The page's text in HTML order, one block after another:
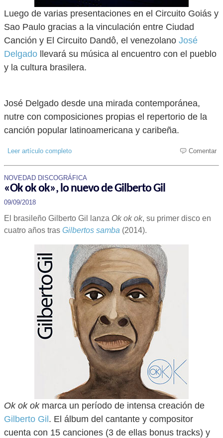
Luego de varias presentaciones en el Circuito Goiás y
Sao Paulo gracias a la vinculación entre Ciudad
Canción y El Circuito Dandô, el venezolano José
Delgado llevará su música al encuentro con el pueblo
y la cultura brasilera.
José Delgado desde una mirada contemporánea,
nutre con composiciones propias el repertorio de la
canción popular latinoamericana y caribeña.
Leer artículo completo Comentar
NOVEDAD DISCOGRÁFICA
«Ok ok ok», lo nuevo de Gilberto Gil
09/09/2018
El brasileño Gilberto Gil lanza Ok ok ok, su primer disco en
cuatro años tras Gilbertos samba (2014).
Ok ok okmarca un período de intensa creación de
Gilberto Gil . El álbum del cantante y compositor
cuenta con 15 canciones (3 de ellas bonus tracks) y